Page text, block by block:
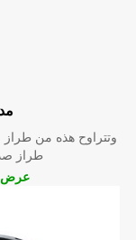
وتتراوح هذه من
طراز
عرض